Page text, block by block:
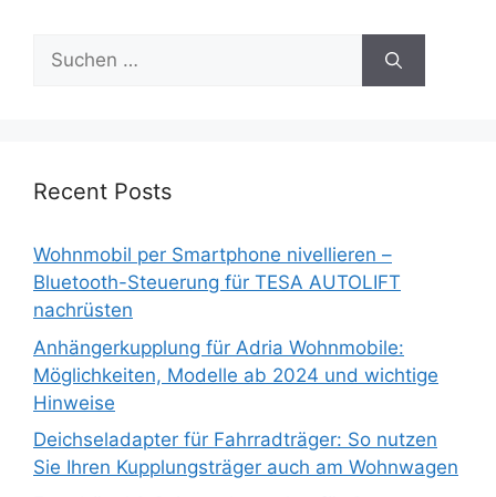
Suche
nach:
Recent Posts
Wohnmobil per Smartphone nivellieren –
Bluetooth-Steuerung für TESA AUTOLIFT
nachrüsten
Anhängerkupplung für Adria Wohnmobile:
Möglichkeiten, Modelle ab 2024 und wichtige
Hinweise
Deichseladapter für Fahrradträger: So nutzen
Sie Ihren Kupplungsträger auch am Wohnwagen